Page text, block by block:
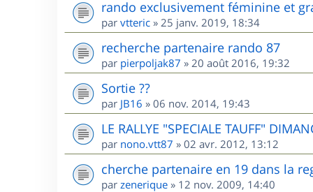
rando exclusivement féminine et
par vtteric » 25 janv. 2019, 18:34
recherche partenaire rando 87
par pierpoljak87 » 20 août 2016, 19:32
Sortie ??
par JB16 » 06 nov. 2014, 19:43
LE RALLYE "SPECIALE TAUFF"
par nono.vtt87 » 02 avr. 2012, 13:12
cherche partenaire en 19 dans la
par zenerique » 12 nov. 2009, 14:40